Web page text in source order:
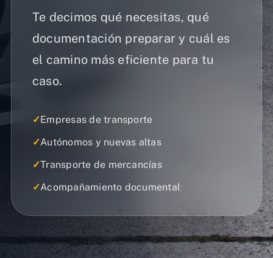
Te decimos qué necesitas, qué
documentación preparar y cuál es
el camino más eficiente para tu
caso.
✓Empresas de transporte
✓Autónomos y nuevas altas
✓Transporte de mercancías
✓Acompañamiento documental